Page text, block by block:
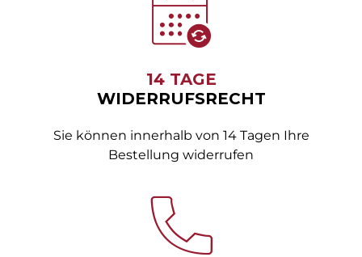
14 TAGE
WIDERRUFSRECHT
Sie können innerhalb von 14 Tagen Ihre
Bestellung widerrufen